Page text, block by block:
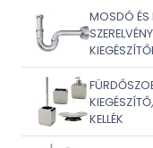
MOSDÓ ÉS
KIEGÉSZÍTŐ,
KELLÉK